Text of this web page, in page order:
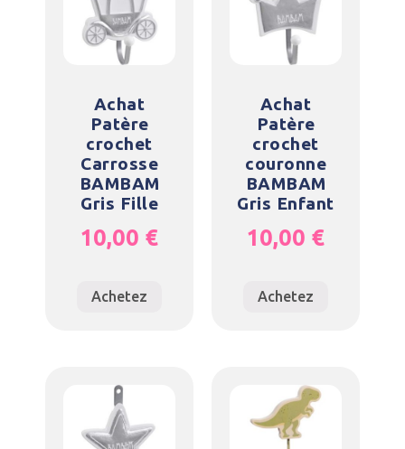
Achat
Patère
crochet
Carrosse
BAMBAM
Gris Fille
10,00 €
Achetez
Achat
Patère
crochet
couronne
BAMBAM
Gris Enfant
10,00 €
Achetez